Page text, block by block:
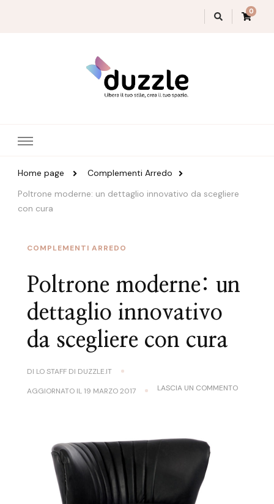
0
Home page
Complementi Arredo
Poltrone moderne: un dettaglio innovativo da scegliere
con cura
COMPLEMENTI ARREDO
Poltrone moderne: un
dettaglio innovativo
da scegliere con cura
DI LO STAFF DI DUZZLE.IT
AGGIORNATO IL 19 MARZO 2017 LASCIA UN COMMENTOSU